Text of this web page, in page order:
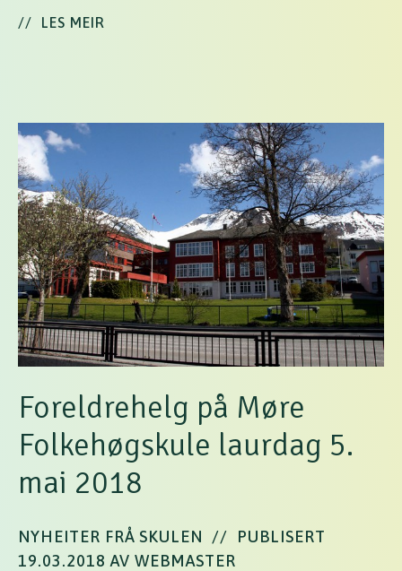
// LES MEIR
Foreldrehelg på Møre
Folkehøgskule laurdag 5.
mai 2018
NYHEITER FRÅ SKULEN //
PUBLISERT
19.03.2018 AV WEBMASTER